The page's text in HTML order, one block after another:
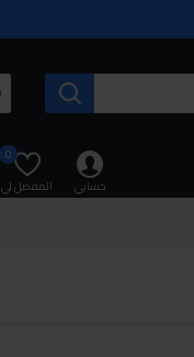
حسابي المفضل لي
0